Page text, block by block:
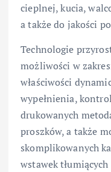
cieplnej, kucia,
a także do jakości
Technologie
możliwości w
właściwości
wypełnienia,
drukowanych
proszków, a także
skomplikowanych
wstawek